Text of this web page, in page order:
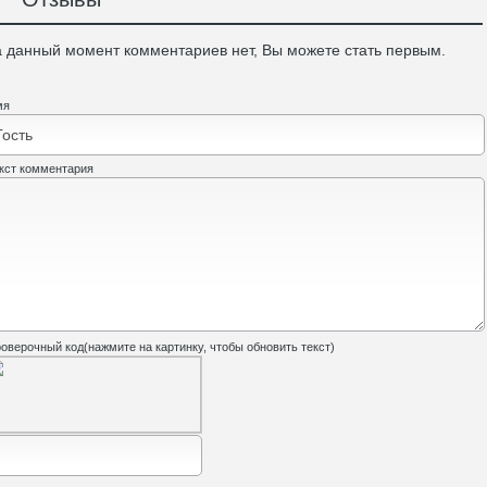
данный момент комментариев нет, Вы можете стать первым.
комментария
код(нажмите на картинку, чтобы обновить текст)